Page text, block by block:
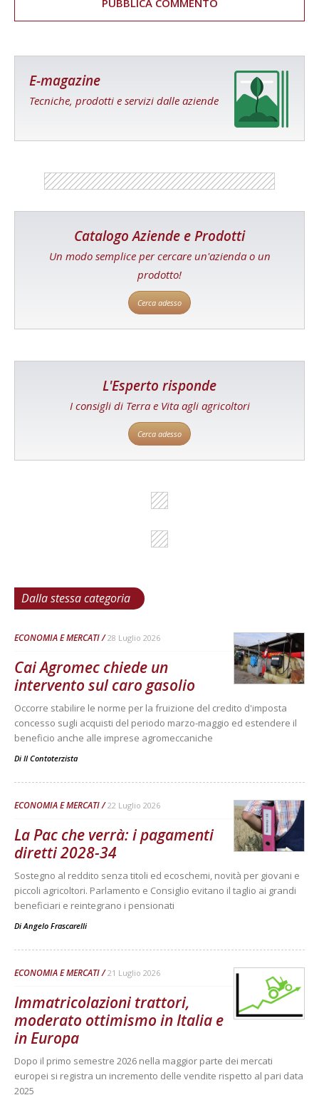
E-magazine
Tecniche, prodotti e servizi dalle aziende
Catalogo Aziende e Prodotti
Un modo semplice per cercare un'azienda o un
prodotto!
Cerca adesso
L'Esperto risponde
I consigli di Terra e Vita agli agricoltori
Cerca adesso
Dalla stessa categoria
ECONOMIA E MERCATI 28 Luglio 2026
Cai Agromec chiede un
intervento sul caro gasolio
Occorre stabilire le norme per la fruizione del credito d'imposta
concesso sugli acquisti del periodo marzo-maggio ed estendere il
beneficio anche alle imprese agromeccaniche
Di Il Contoterzista
ECONOMIA E MERCATI 22 Luglio 2026
La Pac che verrà: i pagamenti
diretti 2028-34
Sostegno al reddito senza titoli ed ecoschemi, novità per giovani e
piccoli agricoltori. Parlamento e Consiglio evitano il taglio ai grandi
beneficiari e reintegrano i pensionati
DiAngelo Frascarelli
ECONOMIA E MERCATI 21 Luglio 2026
Immatricolazioni trattori,
moderato ottimismo in Italia e
in Europa
Dopo il primo semestre 2026 nella maggior parte dei mercati
europei si registra un incremento delle vendite rispetto al pari data
2025